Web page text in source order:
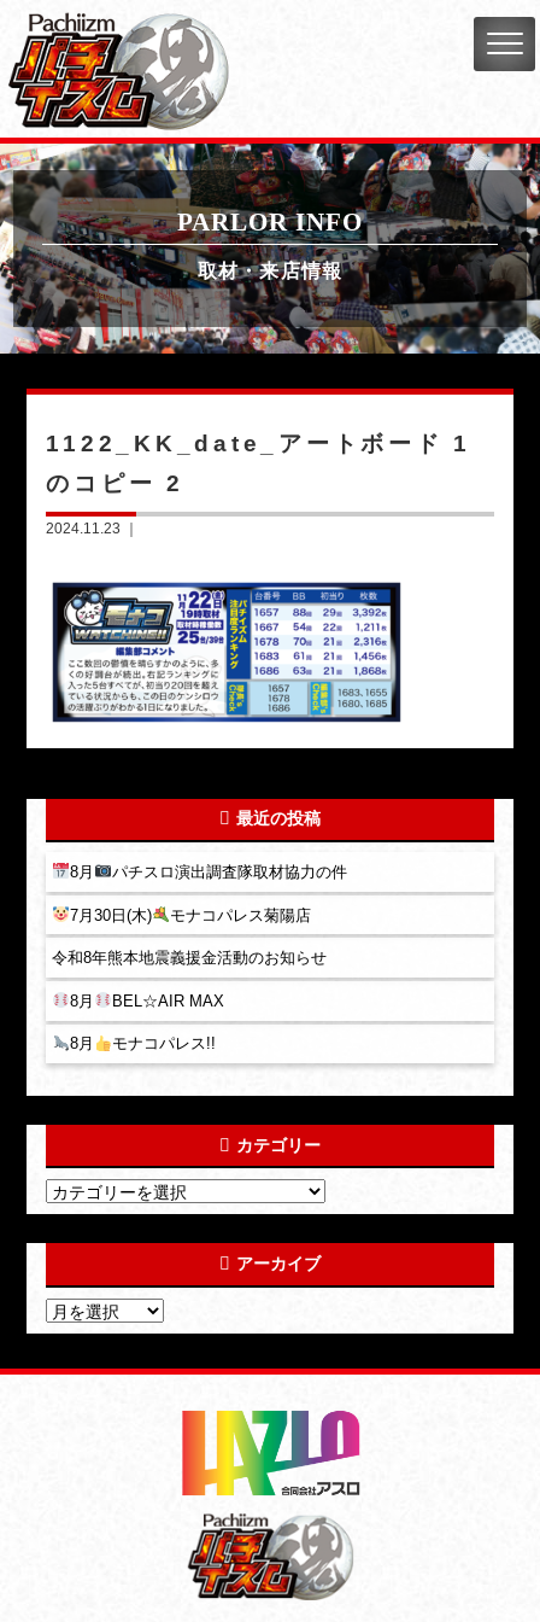
PARLOR INFO
取材・来店情報
1122_KK_date_アートボード 1
のコピー 2
2024.11.23 ｜
最近の投稿
8月 パチスロ演出調査隊取材協力の件
7月30日(木) モナコパレス菊陽店
令和8年熊本地震義援金活動のお知らせ
8月 BEL☆AIR MAX
8月 モナコパレス!!
カテゴリー
アーカイブ